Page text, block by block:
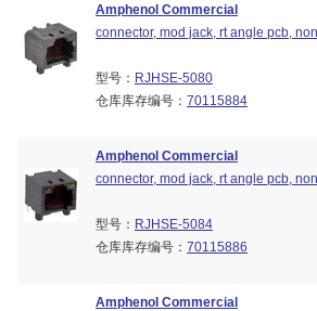
Amphenol Commercial
connector, mod jack, rt angle pcb,
型号： RJHSE-5080
仓库库存编号： 70115884
Amphenol Commercial
connector, mod jack, rt angle pcb,
型号： RJHSE-5084
仓库库存编号： 70115886
Amphenol Commercial